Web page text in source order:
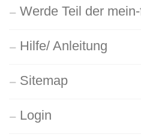
Werde Teil der
Hilfe/ Anleitung
Sitemap
Login